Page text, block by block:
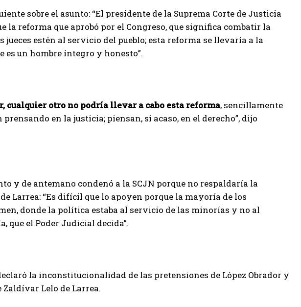
sobre el asunto: “El presidente de la Suprema Corte de Justicia
la reforma que aprobó por el Congreso, que significa combatir la
estén al servicio del pueblo; esta reforma se llevaría a la
un hombre íntegro y honesto”.
otro no podría llevar a cabo esta reforma, sencillamente
en la justicia; piensan, si acaso, en el derecho”, dijo
y de antemano condenó a la SCJN porque no respaldaría la
Larrea: “Es difícil que lo apoyen porque la mayoría de los
donde la política estaba al servicio de las minorías y no al
que el Poder Judicial decida”.
la inconstitucionalidad de las pretensiones de López Obrador y
Lelo de Larrea.